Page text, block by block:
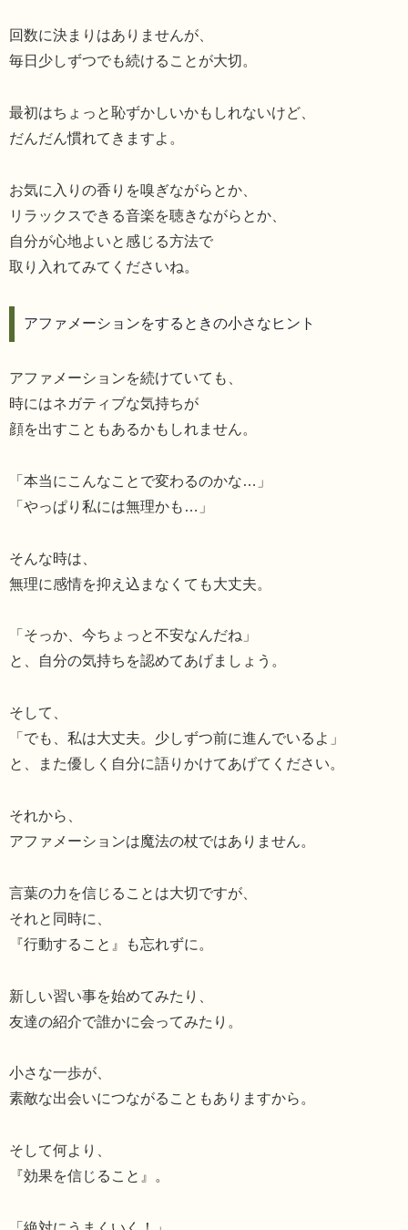
回数に決まりはありませんが、
毎日少しずつでも続けることが大切。
最初はちょっと恥ずかしいかもしれないけど、
だんだん慣れてきますよ。
お気に入りの香りを嗅ぎながらとか、
リラックスできる音楽を聴きながらとか、
自分が心地よいと感じる方法で
取り入れてみてくださいね。
アファメーションをするときの小さなヒント
アファメーションを続けていても、
時にはネガティブな気持ちが
顔を出すこともあるかもしれません。
「本当にこんなことで変わるのかな…」
「やっぱり私には無理かも…」
そんな時は、
無理に感情を抑え込まなくても大丈夫。
「そっか、今ちょっと不安なんだね」
と、自分の気持ちを認めてあげましょう。
そして、
「でも、私は大丈夫。少しずつ前に進んでいるよ」
と、また優しく自分に語りかけてあげてください。
それから、
アファメーションは魔法の杖ではありません。
言葉の力を信じることは大切ですが、
それと同時に、
『行動すること』も忘れずに。
新しい習い事を始めてみたり、
友達の紹介で誰かに会ってみたり。
小さな一歩が、
素敵な出会いにつながることもありますから。
そして何より、
『効果を信じること』。